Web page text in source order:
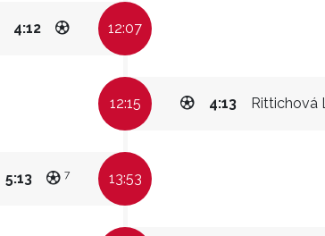
4:12 12:07
12:15 Rittichová
4:13
5:13 7 13:53